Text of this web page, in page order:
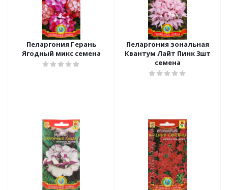
Пеларгония Герань
Ягодный микс семена
Пеларгония зональная
Квантум Лайт Пинк 3шт
семена